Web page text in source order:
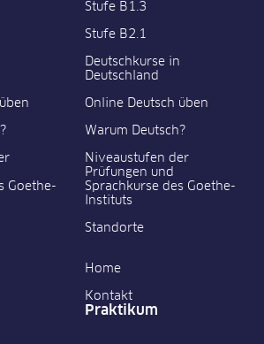
Goethe-
Stufe B1.3
Stufe B2.1
Deutschkurse in
Deutschland
Online Deutsch üben
Warum Deutsch?
Niveaustufen der
Prüfungen und
Sprachkurse des Goethe-
Instituts
Standorte
Home
Kontakt
Praktikum